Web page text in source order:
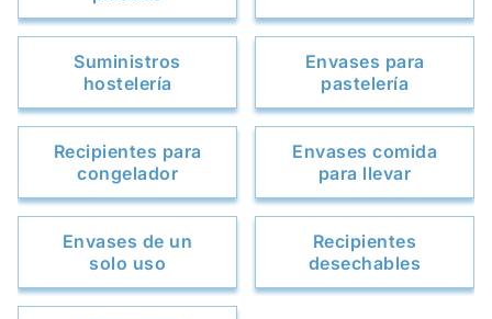
Suministros
hostelería
Envases para
pastelería
Recipientes para
congelador
Envases comida
para llevar
Envases de un
solo uso
Recipientes
desechables